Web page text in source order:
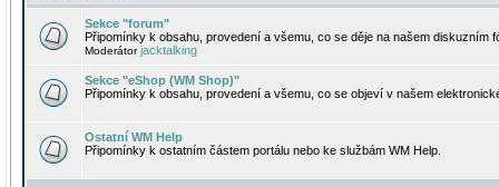
Sekce "forum"
Připomínky k obsahu, provedení a všemu, co se děje na našem diskuzním
Moderátorjacktalking
Sekce "eShop (WM Shop)"
Připomínky k obsahu, provedení a všemu, co se objeví v našem
Ostatní WM Help
Připomínky k ostatním částem portálu nebo ke službám WM Help.